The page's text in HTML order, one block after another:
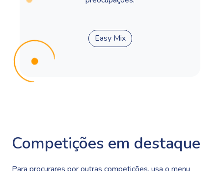
Easy Mix
Competições em destaque